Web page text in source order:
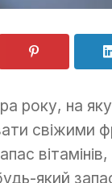
року, на
свіжими
який